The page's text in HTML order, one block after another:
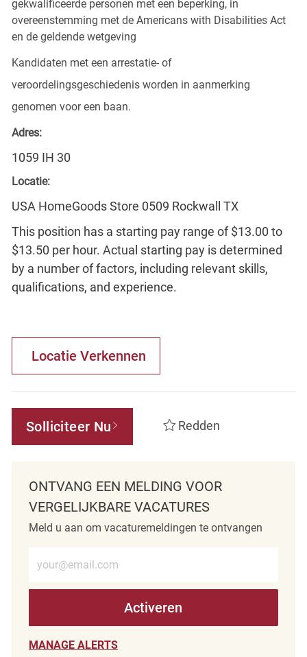
gekwalificeerde personen met een beperking, in
overeenstemming met de Americans with Disabilities Act
en de geldende wetgeving
Kandidaten met een arrestatie- of
veroordelingsgeschiedenis worden in aanmerking
genomen voor een baan.
Adres:
1059 IH 30
Locatie:
USA HomeGoods Store 0509 Rockwall TX
This position has a starting pay range of $13.00 to
$13.50 per hour. Actual starting pay is determined
by a number of factors, including relevant skills,
qualifications, and experience.
Locatie Verkennen
Solliciteer Nu Redden
ONTVANG EEN MELDING VOOR
VERGELIJKBARE VACATURES
Meld u aan om vacaturemeldingen te ontvangen
Activeren
MANAGE ALERTS